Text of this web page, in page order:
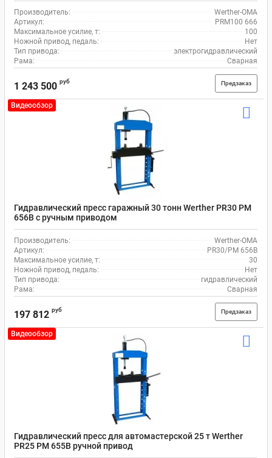
Производитель:
Werther-OMA
Артикул:
PRM100 666
Максимальное усилие, т:
100
Ножной привод, педаль:
Нет
Тип привода:
электрогидравлический
Рама:
Сварная
1 243 500 руб Предзаказ
Видеообзор
Гидравлический пресс гаражный 30 тонн Werther PR30 PM
656B с ручным приводом
Производитель:
Werther-OMA
Артикул:
PR30/PM 656B
Максимальное усилие, т:
30
Ножной привод, педаль:
Нет
Тип привода:
гидравлический
Рама:
Сварная
197 812 руб Предзаказ
Видеообзор
Гидравлический пресс для автомастерской 25 т Werther
PR25 PM 655B ручной привод